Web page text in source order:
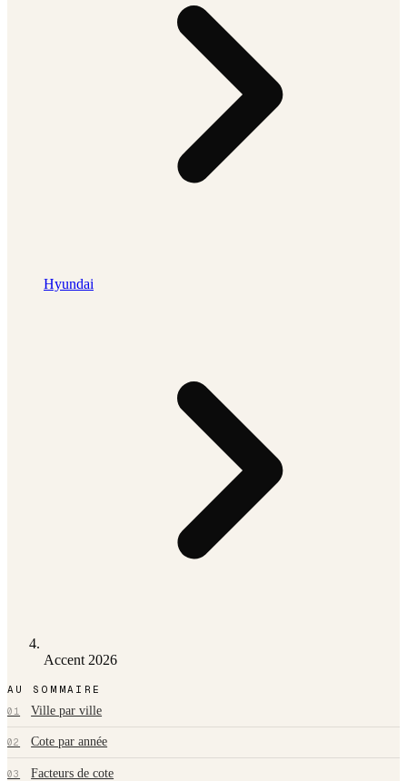
Hyundai
Accent 2026
AU SOMMAIRE
01 Ville par ville
02 Cote par année
03 Facteurs de cote